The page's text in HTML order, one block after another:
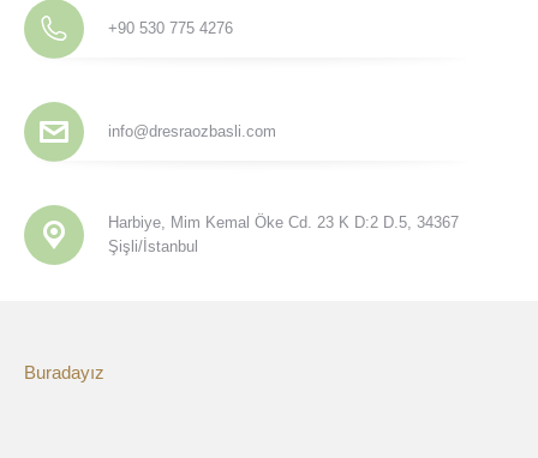
+90 530 775 4276
info@dresraozbasli.com
Harbiye, Mim Kemal Öke Cd. 23 K D:2 D.5, 34367
Şişli/İstanbul
Buradayız